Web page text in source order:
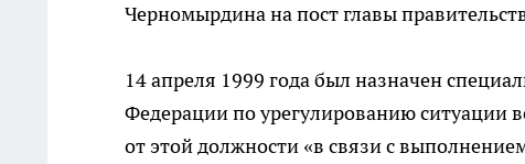
Черномырдина на пост главы
14 апреля 1999 года был назначен
Федерации по урегулированию ситуации
от этой должности «в связи с